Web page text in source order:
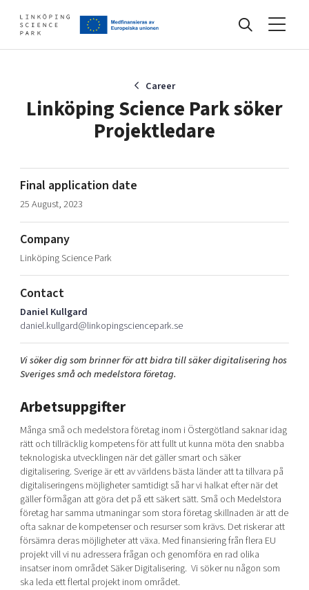
Find your network
Artificial intelligence
Cybersecurity
Internet of Things
Manufacturing industries
Global talent
Visual technologies
Shaping cities and regions
Bright East
East Sweden Tech Women
Reversed mentorship
Current offers and activities
Develop your company
Upgrade your skills & master new ones
Tech startups
Upscaling
Talent & skills
Startup & industry collaboration
Funding opportunities
About
Our story, mission & vision
Our community of companies
Projects
Publications
Project toolbox
Our clusters
Reach out to us
Locations
40 years anniversary
Today's lunch in Mjärdevi
Career
Linköping Science Park söker
Projektledare
Final application date
25 August, 2023
Company
Linköping Science Park
Contact
Daniel Kullgard
daniel.kullgard@linkopingsciencepark.se
Vi söker dig som brinner för att bidra till säker digitalisering hos
Sveriges små och medelstora företag.
Arbetsuppgifter
Många små och medelstora företag inom i Östergötland saknar idag
rätt och tillräcklig kompetens för att fullt ut kunna möta den snabba
teknologiska utvecklingen när det gäller smart och säker
digitalisering. Sverige är ett av världens bästa länder att ta tillvara på
digitaliseringens möjligheter samtidigt så har vi halkat efter när det
gäller förmågan att göra det på ett säkert sätt. Små och Medelstora
företag har samma utmaningar som stora företag skillnaden är att de
ofta saknar de kompetenser och resurser som krävs. Det riskerar att
försämra deras möjligheter att växa. Med finansiering från flera EU
projekt vill vi nu adressera frågan och genomföra en rad olika
insatser inom området Säker Digitalisering. Vi söker nu någon som
ska leda ett flertal projekt inom området.